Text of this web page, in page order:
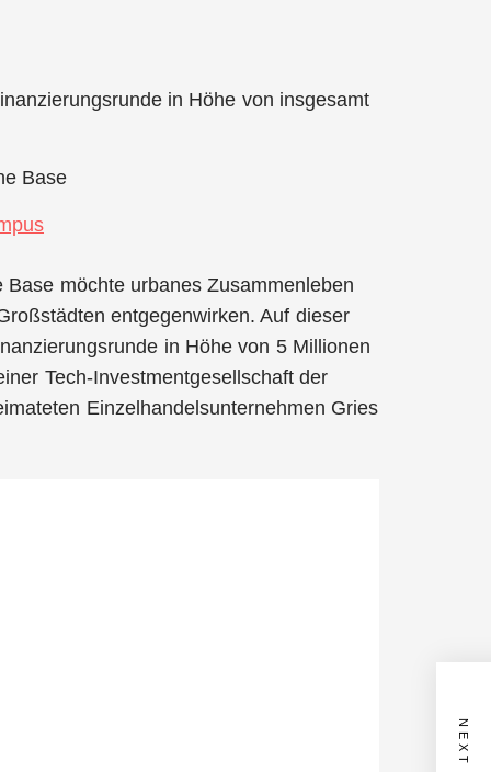
in Höhe von insgesamt
Base
möchte urbanes Zusammenleben
entgegenwirken. Auf dieser
in Höhe von 5 Millionen
Tech-Investmentgesellschaft der
Einzelhandelsunternehmen Gries